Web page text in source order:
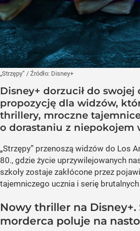
„Strzępy” / Źródło: Disney+
Disney+ dorzucił do swojej
propozycję dla widzów,
thrillery, mroczne
o dorastaniu z niepokojem
„Strzępy” przenoszą widzów do Los
80., gdzie życie uprzywilejowanych
szkoły zostaje zakłócone przez
tajemniczego ucznia i serię
Nowy thriller na Disney+.
morderca poluje na